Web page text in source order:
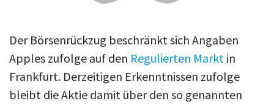
Der Börsenrückzug beschränkt sich Angaben
Apples zufolge auf den Regulierten Markt in
Frankfurt. Derzeitigen Erkenntnissen zufolge
bleibt die Aktie damit über den so genannten